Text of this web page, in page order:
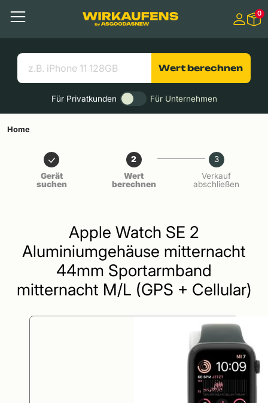
Menü
Suchen
Nützliche Links
0
Wert berechnen
Für Privatkunden Für Unternehmen
Home
Gerät
suchen
2
Wert
berechnen
3
Verkauf
abschließen
Apple Watch SE 2
Aluminiumgehäuse mitternacht
44mm Sportarmband
mitternacht M/L (GPS + Cellular)